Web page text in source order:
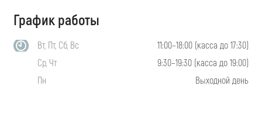
График работы
Вт, Пт, Сб, Вс
11:00–18:00 (касса до 17:30)
Ср, Чт
9:30–19:30 (касса до 19:00)
Пн
Выходной день